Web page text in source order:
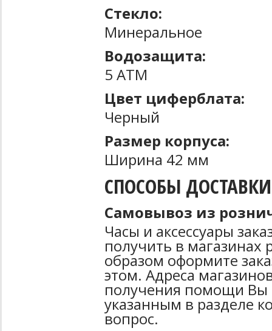
Стекло:
Минеральное
Водозащита:
5 ATM
Цвет циферблата:
Черный
Размер корпуса:
Ширина 42 мм
СПОСОБЫ
Самовывоз из
Часы и аксессуары
получить в магазинах
образом оформите
этом. Адреса
получения помощи Вы
указанным в разделе
вопрос.